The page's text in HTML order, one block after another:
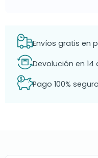
Envíos gratis en
Devolución en
Pago 100%